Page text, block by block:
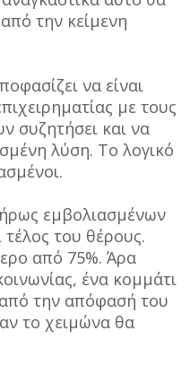
την κείμενη
να είναι
με τους
συζητήσει και να
λύση. Το λογικό
εμβολιασμένων
του θέρους.
από 75%. Άρα
ένα κομμάτι
την απόφασή του
το χειμώνα θα